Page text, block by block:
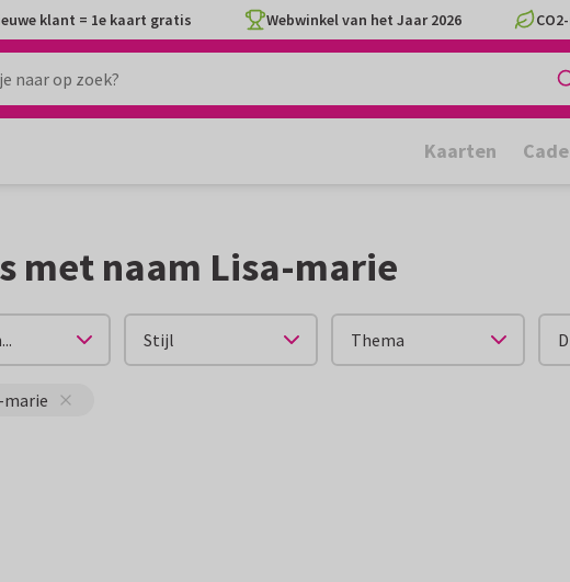
klant = 1e kaart gratis Webwinkel van het Jaar 2026
Kaarten
met naam Lisa-marie
Stijl Thema
marie